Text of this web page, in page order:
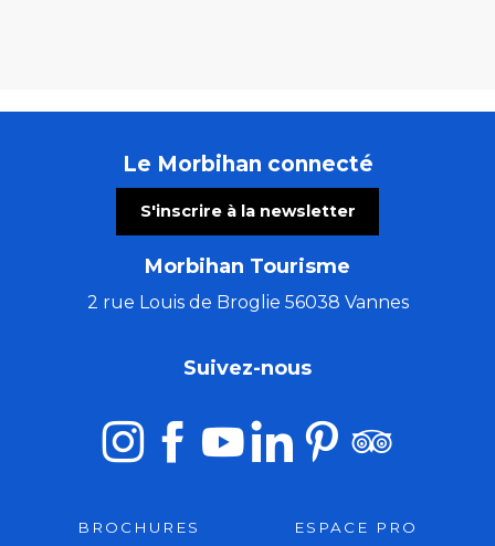
Le Morbihan connecté
S'inscrire à la newsletter
Morbihan Tourisme
2 rue Louis de Broglie 56038 Vannes
Suivez-nous
BROCHURES ESPACE PRO